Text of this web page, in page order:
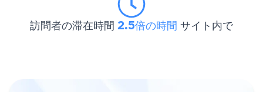
訪問者の滞在時間 2.5倍の時間 サイト内で